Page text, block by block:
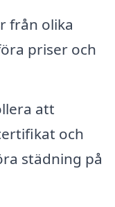
från olika
priser och
att
och
städning på